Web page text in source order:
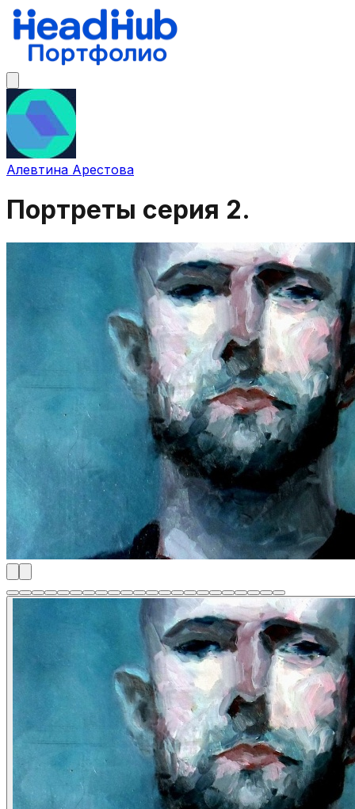
Алевтина Арестова
Портреты серия 2.